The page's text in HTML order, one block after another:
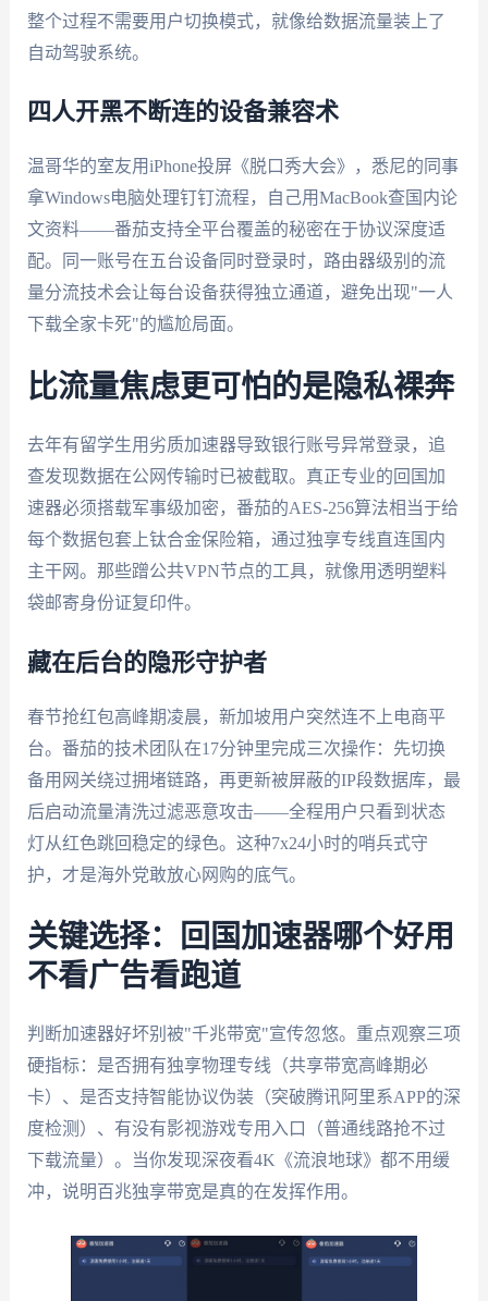
整个过程不需要用户切换模式，就像给数据流量装上了
自动驾驶系统。
四人开黑不断连的设备兼容术
温哥华的室友用iPhone投屏《脱口秀大会》，悉尼的同事
拿Windows电脑处理钉钉流程，自己用MacBook查国内论
文资料——番茄支持全平台覆盖的秘密在于协议深度适
配。同一账号在五台设备同时登录时，路由器级别的流
量分流技术会让每台设备获得独立通道，避免出现"一人
下载全家卡死"的尴尬局面。
比流量焦虑更可怕的是隐私裸奔
去年有留学生用劣质加速器导致银行账号异常登录，追
查发现数据在公网传输时已被截取。真正专业的回国加
速器必须搭载军事级加密，番茄的AES-256算法相当于给
每个数据包套上钛合金保险箱，通过独享专线直连国内
主干网。那些蹭公共VPN节点的工具，就像用透明塑料
袋邮寄身份证复印件。
藏在后台的隐形守护者
春节抢红包高峰期凌晨，新加坡用户突然连不上电商平
台。番茄的技术团队在17分钟里完成三次操作：先切换
备用网关绕过拥堵链路，再更新被屏蔽的IP段数据库，最
后启动流量清洗过滤恶意攻击——全程用户只看到状态
灯从红色跳回稳定的绿色。这种7x24小时的哨兵式守
护，才是海外党敢放心网购的底气。
关键选择：回国加速器哪个好用
不看广告看跑道
判断加速器好坏别被"千兆带宽"宣传忽悠。重点观察三项
硬指标：是否拥有独享物理专线（共享带宽高峰期必
卡）、是否支持智能协议伪装（突破腾讯阿里系APP的深
度检测）、有没有影视游戏专用入口（普通线路抢不过
下载流量）。当你发现深夜看4K《流浪地球》都不用缓
冲，说明百兆独享带宽是真的在发挥作用。